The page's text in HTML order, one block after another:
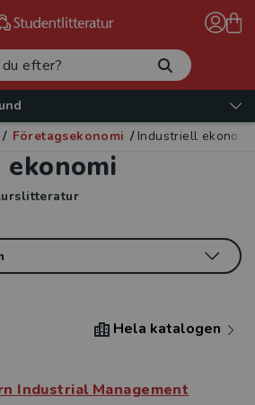
/ Företagsekonomi / Industriell ekonomi
Hela katalogen
Industrial Management